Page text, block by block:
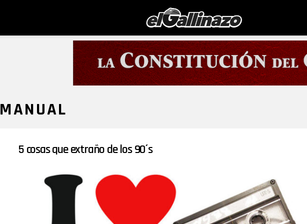
MANUAL
ÚLTIMAS
HISTORIAS
5 cosas que extraño de los 90´s